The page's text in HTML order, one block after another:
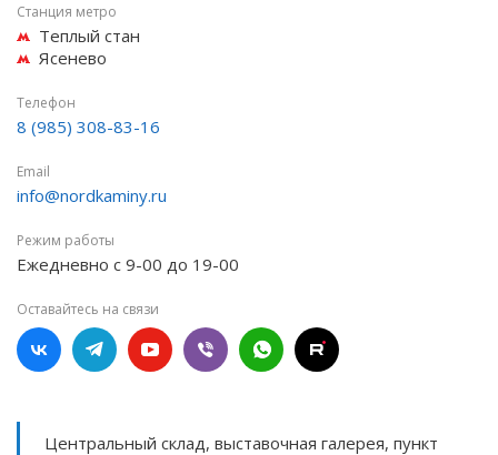
Станция метро
Теплый стан
Ясенево
Телефон
8 (985) 308-83-16
Email
info@nordkaminy.ru
Режим работы
Ежедневно с 9-00 до 19-00
Оставайтесь на связи
Центральный склад, выставочная галерея, пункт